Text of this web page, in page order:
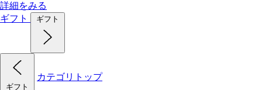
詳細をみる
ギフト
ギフト
ギフト
カテゴリトップ